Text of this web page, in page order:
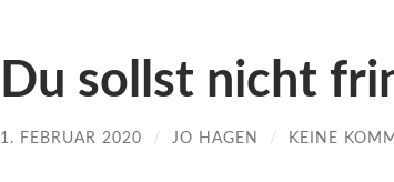
Du sollst nicht
1. FEBRUAR 2020 / JO HAGEN / KEINE